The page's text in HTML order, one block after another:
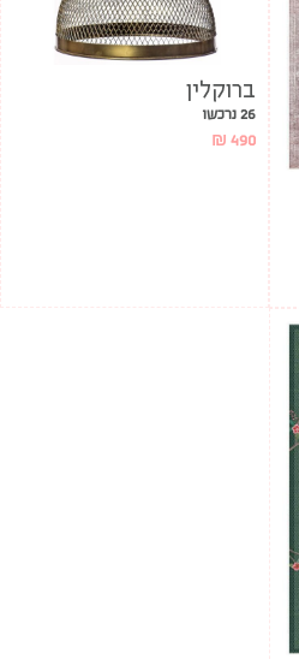
ברוקלין
26 נרכשו
₪ 490